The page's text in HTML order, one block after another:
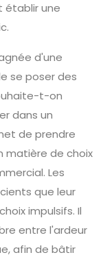
établir une
d'une
se poser des
t-on
dans un
de prendre
matière de choix
Les
que leur
impulsifs. Il
entre l'ardeur
afin de bâtir